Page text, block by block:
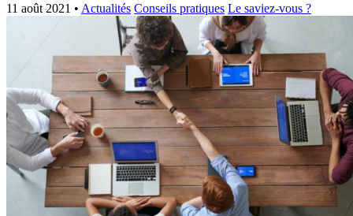
11 août 2021 • Actualités Conseils pratiques Le saviez-vous ?